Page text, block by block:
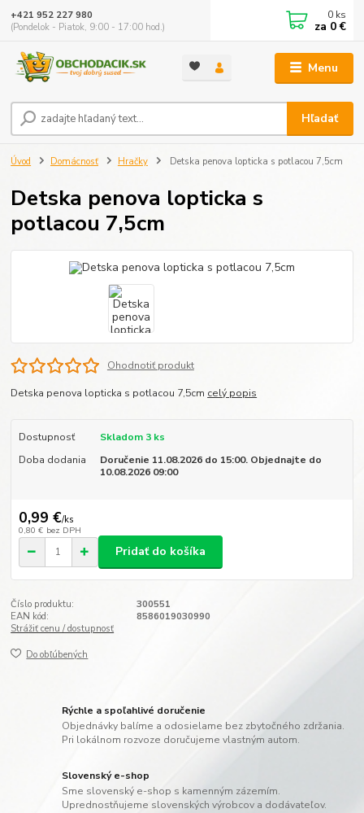
Menu
Hľadať
+421 952 227 980
(Pondelok - Piatok, 9:00 - 17:00 hod.)
0 ks
za 0 €
Úvod Domácnosť Hračky Detska penova lopticka s potlacou 7,5cm
Detska penova lopticka s
potlacou 7,5cm
Ohodnotiť produkt
Detska penova lopticka s potlacou 7,5cm celý popis
Dostupnosť
Skladom 3 ks
Doba dodania
Doručenie 11.08.2026 do 15:00. Objednajte do
10.08.2026 09:00
0,99 €/ks
0,80 € bez DPH
Pridať do košíka
Číslo produktu:
300551
EAN kód:
8586019030990
Strážiť cenu / dostupnosť
Do obľúbených
Rýchle a spoľahlivé doručenie
Objednávky balíme a odosielame bez zbytočného zdržania.
Pri lokálnom rozvoze doručujeme vlastným autom.
Slovenský e-shop
Sme slovenský e-shop s kamenným zázemím.
Uprednostňujeme slovenských výrobcov a dodávateľov.